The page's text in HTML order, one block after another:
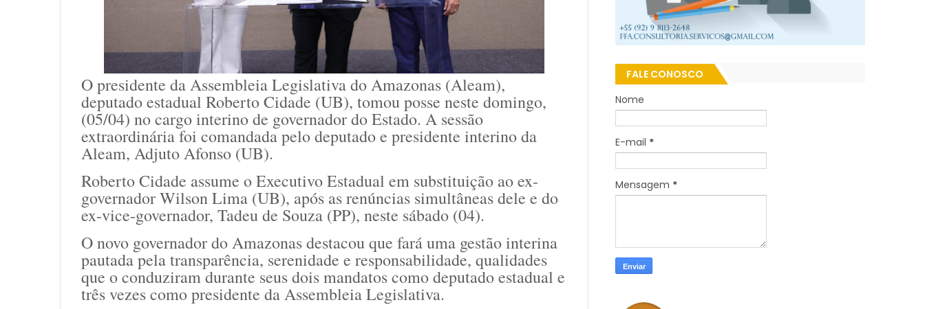
O presidente da Assembleia Legislativa do Amazonas (Aleam),
deputado estadual Roberto Cidade (UB), tomou posse neste domingo,
(05/04) no cargo interino de governador do Estado. A sessão
extraordinária foi comandada pelo deputado e presidente interino da
Aleam, Adjuto Afonso (UB).
Roberto Cidade assume o Executivo Estadual em substituição ao ex-
governador Wilson Lima (UB), após as renúncias simultâneas dele e do
ex-vice-governador, Tadeu de Souza (PP), neste sábado (04).
O novo governador do Amazonas destacou que fará uma gestão interina
pautada pela transparência, serenidade e responsabilidade, qualidades
que o conduziram durante seus dois mandatos como deputado estadual e
três vezes como presidente da Assembleia Legislativa.
FALE CONOSCO
Nome
E-mail *
Mensagem *